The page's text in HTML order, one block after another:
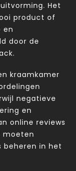
Het
product of
en
door de
kraamkamer
negatieve
en
online reviews
moeten
beheren in het